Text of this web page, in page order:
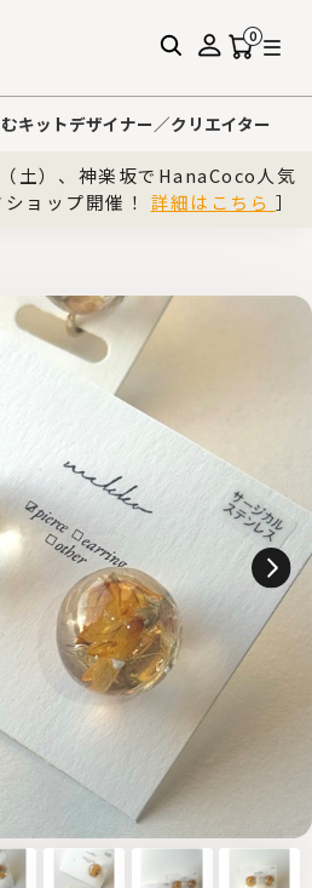
0
キットデザイナー／クリエイター
土）、神楽坂でHanaCoco人気
ョップ開催！ 詳細はこちら ］